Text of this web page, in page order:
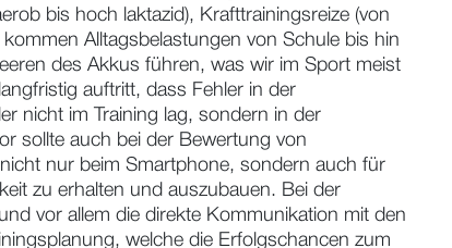
bis hoch laktazid), Krafttrainingsreize (von
Alltagsbelastungen von Schule bis hin
des Akkus führen, was wir im Sport meist
auftritt, dass Fehler in der
nicht im Training lag, sondern in der
sollte auch bei der Bewertung von
nur beim Smartphone, sondern auch für
zu erhalten und auszubauen. Bei der
vor allem die direkte Kommunikation mit den
welche die Erfolgschancen zum